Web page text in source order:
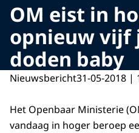
OM eist in
opnieuw vijf
doden baby
Nieuwsbericht31-05-2018 |
Het Openbaar Ministerie
vandaag in hoger beroep